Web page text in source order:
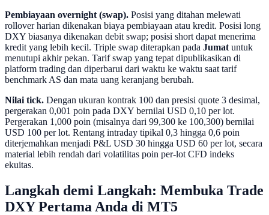
Pembiayaan overnight (swap). Posisi yang ditahan melewati
rollover harian dikenakan biaya pembiayaan atau kredit. Posisi long
DXY biasanya dikenakan debit swap; posisi short dapat menerima
kredit yang lebih kecil. Triple swap diterapkan pada Jumat untuk
menutupi akhir pekan. Tarif swap yang tepat dipublikasikan di
platform trading dan diperbarui dari waktu ke waktu saat tarif
benchmark AS dan mata uang keranjang berubah.
Nilai tick. Dengan ukuran kontrak 100 dan presisi quote 3 desimal,
pergerakan 0,001 poin pada DXY bernilai USD 0,10 per lot.
Pergerakan 1,000 poin (misalnya dari 99,300 ke 100,300) bernilai
USD 100 per lot. Rentang intraday tipikal 0,3 hingga 0,6 poin
diterjemahkan menjadi P&L USD 30 hingga USD 60 per lot, secara
material lebih rendah dari volatilitas poin per-lot CFD indeks
ekuitas.
Langkah demi Langkah: Membuka Trade
DXY Pertama Anda di MT5